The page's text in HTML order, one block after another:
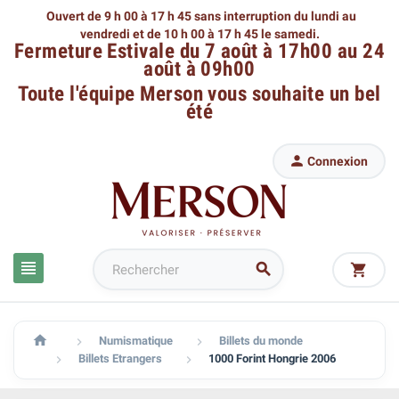
Ouvert de 9 h 00 à 17 h 45 sans interruption du lundi au
vendredi et de 10 h 00 à 17 h 45 le samedi.
Fermeture Estivale du 7 août à 17h00 au 24
août à 09h00
Toute l'équipe Mersonvous souhaite un bel
été
 
 Connexion

  Numismatique  Billets du monde
 Billets Etrangers  1000 Forint Hongrie 2006